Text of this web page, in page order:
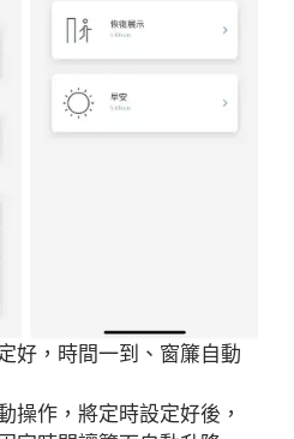
好，時間一到、窗簾自動
操作，將定時設定好後，